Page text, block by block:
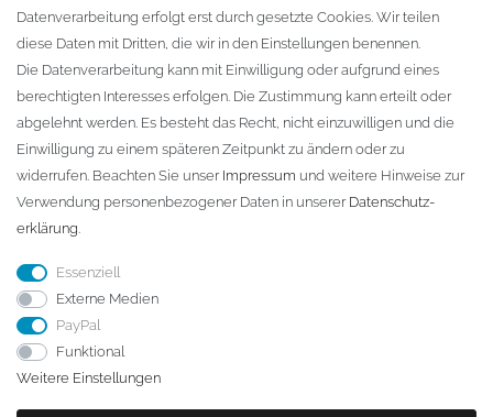
Fa. Steffen Jost
Söbrigener Weg 50
D-01796 Pirna
Telefon:+49 (0)3501 507295
info@dach-teufel.de
Datenverarbeitung erfolgt erst durch gesetzte Cookies. Wir teilen
diese Daten mit Dritten, die wir in den Einstellungen benennen.
Die Datenverarbeitung kann mit Einwilligung oder aufgrund eines
berechtigten Interesses erfolgen. Die Zustimmung kann erteilt oder
abgelehnt werden. Es besteht das Recht, nicht einzuwilligen und die
Einwilligung zu einem späteren Zeitpunkt zu ändern oder zu
widerrufen. Beachten Sie unser Impressum und weitere Hinweise zur
Verwendung personenbezogener Daten in unserer Daten­schutz­
erklärung.
Essenziell
Externe Medien
PayPal
Funktional
Weitere Einstellungen